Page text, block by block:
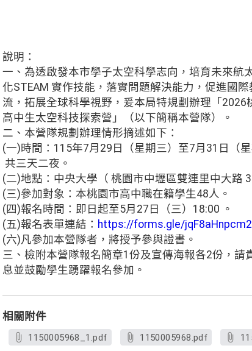
說明：
一、為透啟發本市學子太空科學志向，培育未來航
化STEAM 實作技能，落實問題解決能力，促進國際
流，拓展全球科學視野，爰本局特規劃辦理「2026
高中生太空科技探索營」（以下簡稱本營隊）。
二、本營隊規劃辦理情形摘述如下：
(一)時間：115年7月29日（星期三）至7月31日（星
共三天二夜。
(二)地點：中央大學（ 桃園市中壢區雙連里中大路
(三)參加對象：本桃園市高中職在籍學生48人。
(四)報名時間：即日起至5月27日（三）18:00 。
(五)報名表單連結： https://forms.gle/
(六)凡參加本營隊者，將授予參與證書。
三、檢附本營隊報名簡章1份及宣傳海報各2份，請
息並鼓勵學生踴躍報名參加。
相關附件
1150005968_1.pdf 1150005968.pdf